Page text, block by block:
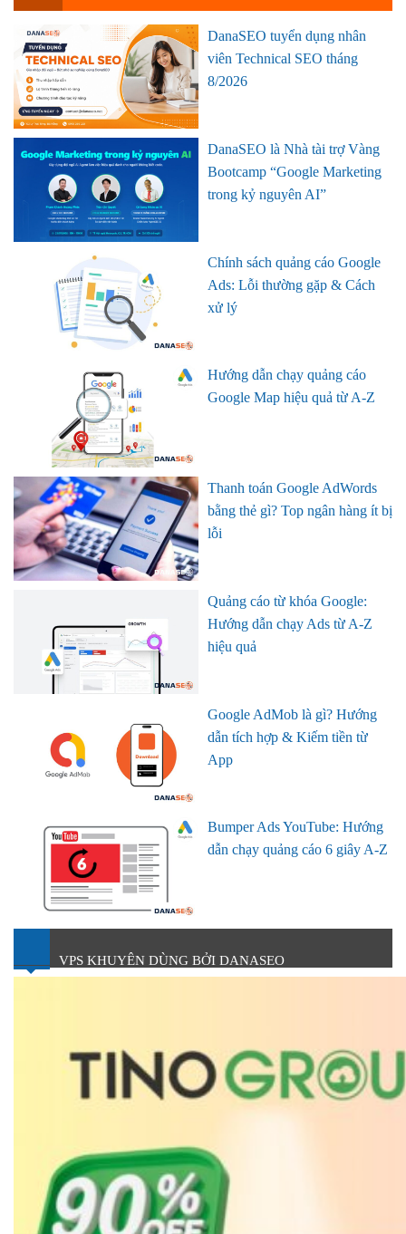
DanaSEO tuyển dụng nhân
viên Technical SEO tháng
8/2026
DanaSEO là Nhà tài trợ Vàng
Bootcamp “Google Marketing
trong kỷ nguyên AI”
Chính sách quảng cáo Google
Ads: Lỗi thường gặp & Cách
xử lý
Hướng dẫn chạy quảng cáo
Google Map hiệu quả từ A-Z
Thanh toán Google AdWords
bằng thẻ gì? Top ngân hàng ít bị
lỗi
Quảng cáo từ khóa Google:
Hướng dẫn chạy Ads từ A-Z
hiệu quả
Google AdMob là gì? Hướng
dẫn tích hợp & Kiếm tiền từ
App
Bumper Ads YouTube: Hướng
dẫn chạy quảng cáo 6 giây A-Z
VPS KHUYÊN DÙNG BỞI DANASEO